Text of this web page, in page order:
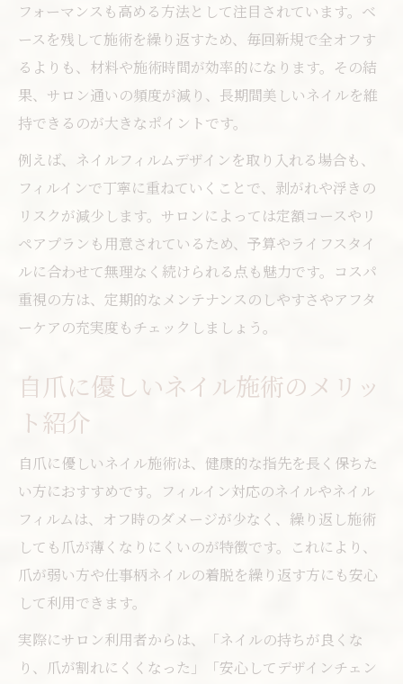
フォーマンスも高める方法として注目されています。ベ
ースを残して施術を繰り返すため、毎回新規で全オフす
るよりも、材料や施術時間が効率的になります。その結
果、サロン通いの頻度が減り、長期間美しいネイルを維
持できるのが大きなポイントです。
例えば、ネイルフィルムデザインを取り入れる場合も、
フィルインで丁寧に重ねていくことで、剥がれや浮きの
リスクが減少します。サロンによっては定額コースやリ
ペアプランも用意されているため、予算やライフスタイ
ルに合わせて無理なく続けられる点も魅力です。コスパ
重視の方は、定期的なメンテナンスのしやすさやアフタ
ーケアの充実度もチェックしましょう。
自爪に優しいネイル施術のメリッ
ト紹介
自爪に優しいネイル施術は、健康的な指先を長く保ちた
い方におすすめです。フィルイン対応のネイルやネイル
フィルムは、オフ時のダメージが少なく、繰り返し施術
しても爪が薄くなりにくいのが特徴です。これにより、
爪が弱い方や仕事柄ネイルの着脱を繰り返す方にも安心
して利用できます。
実際にサロン利用者からは、「ネイルの持ちが良くな
り、爪が割れにくくなった」「安心してデザインチェン